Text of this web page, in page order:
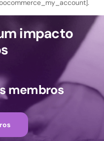
impacto
membros